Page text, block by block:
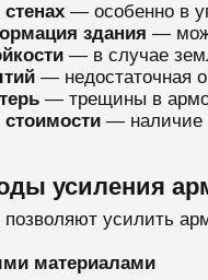
— особенно в
здания —
— в случае
— недостаточная
— трещины в
— наличие
усиления
усилить
материалами